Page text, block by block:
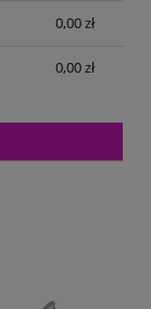
0,00 zł
0,00 zł